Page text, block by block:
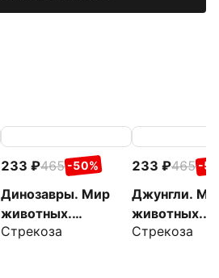
233 465 -50%
Динозавры. Мир
животных.
Наклейки
Стрекоза
233 465 -
Джунгли.
животных.
Наклейки
Стрекоза